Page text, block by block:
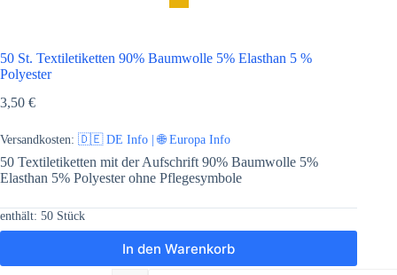
50 St. Textiletiketten 90% Baumwolle 5% Elasthan 5 %
Polyester
3,50 €
Versandkosten: 🇩🇪 DE Info | 🌐 Europa Info
50 Textiletiketten mit der Aufschrift 90% Baumwolle 5%
Elasthan 5% Polyester ohne Pflegesymbole
enthält: 50 Stück
In den Warenkorb